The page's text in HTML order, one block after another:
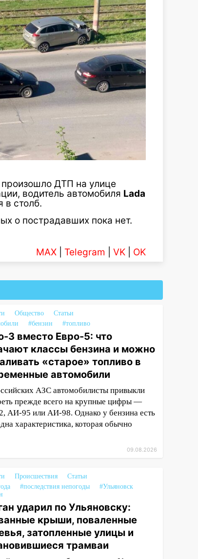
ДТП на улице
водитель автомобиля Lada
в столб.
о пострадавших пока нет.
MAX Telegram VK OK
Общество
Статьи
#бензин #топливо
3 вместо Евро-5: что
классы бензина и можно
«старое» топливо в
автомобили
АЗС автомобилисты привыкли
прежде всего на крупные цифры —
АИ-95 или АИ-98. Однако у бензина есть
характеристика, которая обычно
09.08.2026
Происшествия
Статьи
#последствия непогоды
#Ульяновск
ударил по Ульяновску:
крыши, поваленные
затопленные улицы и
трамваи